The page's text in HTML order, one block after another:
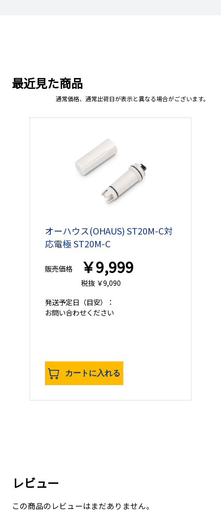
最近見た商品
通常価格、通常出荷日が表示と異なる場合がございます。
オーハウス(OHAUS) ST20M-C対
応電極 ST20M-C
販売価格 ￥9,999
税抜 ￥9,090
発送予定日 （目安）：
お問い合わせください
カートに入れる
レビュー
この商品のレビューはまだありません。